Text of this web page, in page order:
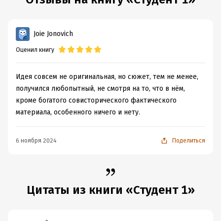
Joie Jonovich
Оценил книгу
Идея совсем не оригинальная, но сюжет, тем не менее,
получился любопытный, не смотря на то, что в нём,
кроме богатого совисторического фактического
материала, особенного ничего и нету.
6 ноября 2024 Поделиться
Цитаты из книги «Студент 1»